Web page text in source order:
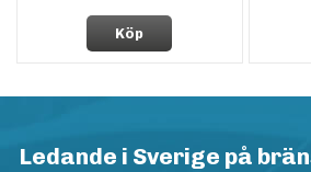
Köp
Ledande i Sverige på